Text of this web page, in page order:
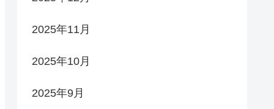
2025年11月
2025年10月
2025年9月